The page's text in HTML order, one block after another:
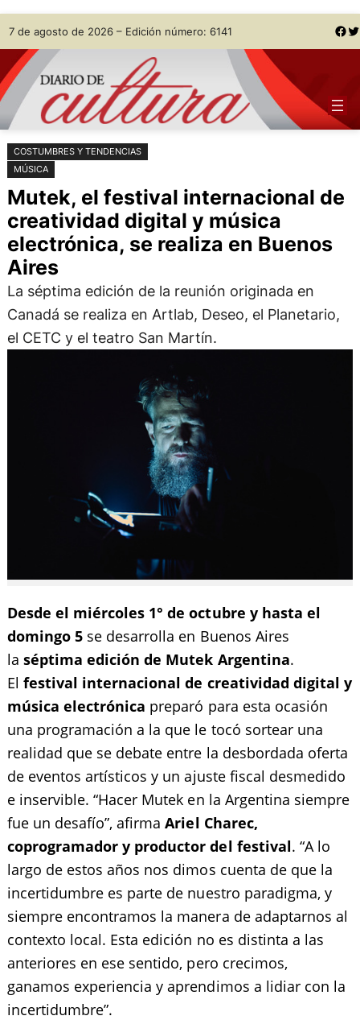
Saltar
al
contenido
Skip
to
content
7 de agosto de 2026 – Edición número: 6141 Facebook Twitter
COSTUMBRES Y TENDENCIAS
MÚSICA
Mutek, el festival internacional de
creatividad digital y música
electrónica, se realiza en Buenos
Aires
La séptima edición de la reunión originada en
Canadá se realiza en Artlab, Deseo, el Planetario,
el CETC y el teatro San Martín.
Desde el miércoles 1° de octubre y hasta el
domingo 5 se desarrolla en Buenos Aires
laséptima edición de Mutek Argentina.
Elfestival internacional de creatividad digital y
música electrónica preparó para esta ocasión
una programación a la que le tocó sortear una
realidad que se debate entre la desbordada oferta
de eventos artísticos y un ajuste fiscal desmedido
e inservible. “Hacer Mutek en la Argentina siempre
fue un desafío”, afirmaAriel Charec,
coprogramador y productor del festival. “A lo
largo de estos años nos dimos cuenta de que la
incertidumbre es parte de nuestro paradigma, y
siempre encontramos la manera de adaptarnos al
contexto local. Esta edición no es distinta a las
anteriores en ese sentido, pero crecimos,
ganamos experiencia y aprendimos a lidiar con la
incertidumbre”.